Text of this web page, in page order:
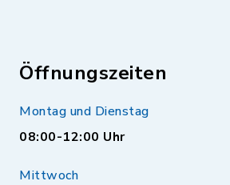
Öffnungszeiten
Montag und Dienstag
08:00-12:00 Uhr
Mittwoch